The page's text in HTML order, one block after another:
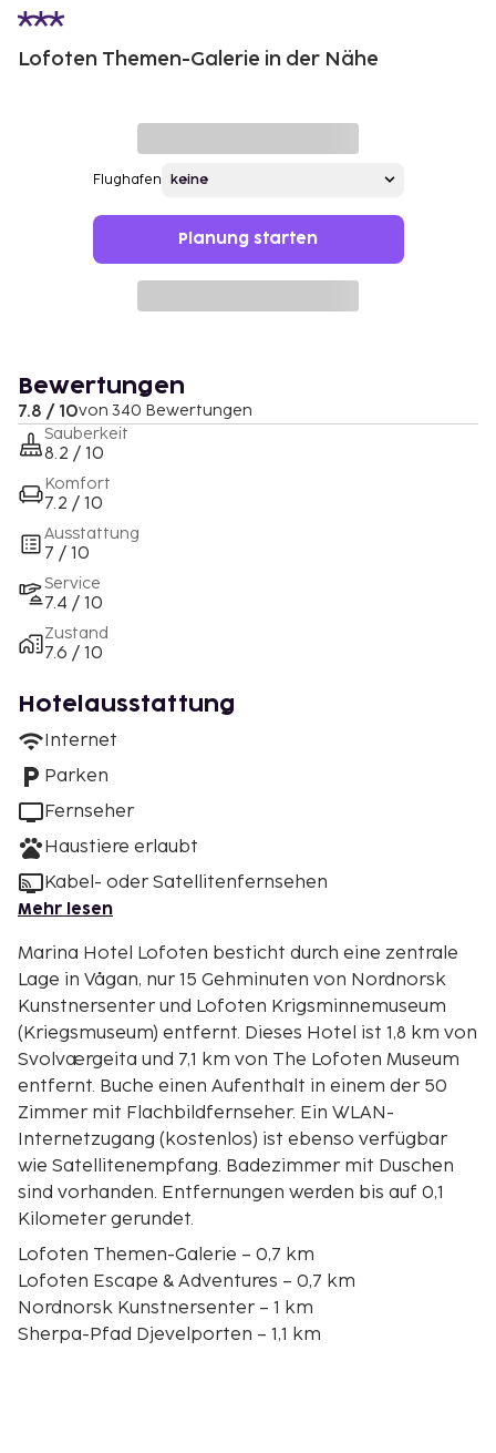
Lofoten Themen-Galerie in der Nähe
Flughafen
Planung starten
Bewertungen
7.8 / 10von 340 Bewertungen
Sauberkeit
8.2 / 10
Komfort
7.2 / 10
Ausstattung
7 / 10
Service
7.4 / 10
Zustand
7.6 / 10
Hotelausstattung
Internet
Parken
Fernseher
Haustiere erlaubt
Kabel- oder Satellitenfernsehen
Mehr lesen
Marina Hotel Lofoten besticht durch eine zentrale
Lage in Vågan, nur 15 Gehminuten von Nordnorsk
Kunstnersenter und Lofoten Krigsminnemuseum
(Kriegsmuseum) entfernt. Dieses Hotel ist 1,8 km von
Svolværgeita und 7,1 km von The Lofoten Museum
entfernt. Buche einen Aufenthalt in einem der 50
Zimmer mit Flachbildfernseher. Ein WLAN-
Internetzugang (kostenlos) ist ebenso verfügbar
wie Satellitenempfang. Badezimmer mit Duschen
sind vorhanden. Entfernungen werden bis auf 0,1
Kilometer gerundet.
Lofoten Themen-Galerie – 0,7 km
Lofoten Escape & Adventures – 0,7 km
Nordnorsk Kunstnersenter – 1 km
Sherpa-Pfad Djevelporten – 1,1 km